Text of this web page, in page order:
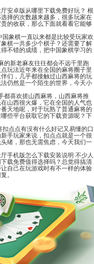
安卓版从哪里下载免费好玩？ 根
择的次数越来越多，很多玩家在
的收获，那么下面就看看它能够
国象棋一直以来都是比较受玩家欢
棋一共多少个棋子？还需要了解
不错的成绩，把中国象棋学习的
的新老麻友往往都会不远千里跑
玩法近年来在全国的麻将圈子里
们，几乎都接触过山西麻将的玩
仍然是一个陌生的世界，今天小
都喜欢搓山西麻将，山西麻将推
山西很火爆，它在全国的人气也
天地呢，对于玩熟了普通麻将的
些平台获取它的下载资源呢？下
扣点点有没有什么好记又易懂的口
手玩家来说，扣点点就是一个很
绪，那也无需焦虑，今天我们一
手机版怎么下载安装说明 不少人
载免费值得选择吗？总觉得搞清
自己在玩游戏时有不一样的体验
。